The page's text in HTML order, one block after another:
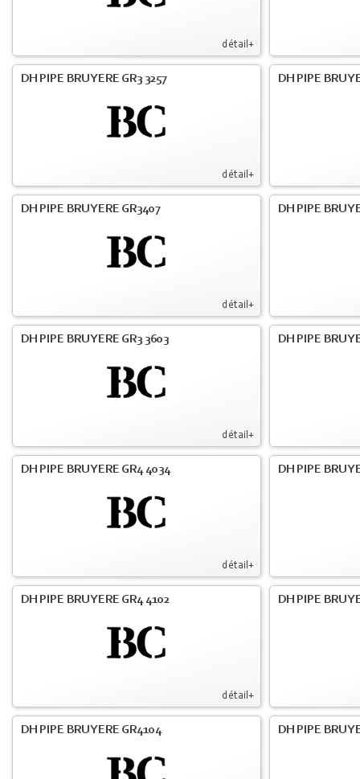
détail+
détail+
DH PIPE BRUYERE GR3 3257 DH PIPE
détail+
DH PIPE BRUYERE GR3407 DH PIPE
détail+
DH PIPE BRUYERE GR3 3603 DH PIPE
détail+
DH PIPE BRUYERE GR4 4034 DH PIPE
détail+
DH PIPE BRUYERE GR4 4102 DH PIPE
DH PIPE BRUYERE GR4104 DH PIPE